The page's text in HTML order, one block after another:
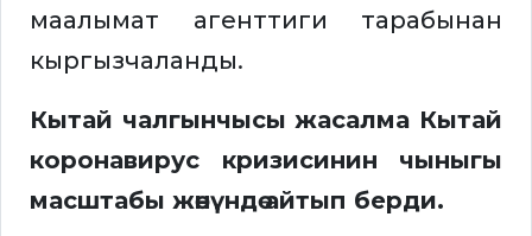
маалымат агенттиги тарабынан
кыргызчаланды.
Кытай чалгынчысы жасалма Кытай
коронавирус кризисинин чыныгы
масштабы жөнүндө айтып берди.